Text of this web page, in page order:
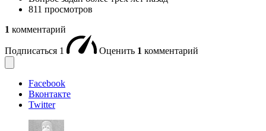
811 просмотров
1 комментарий
Подписаться 1 Оценить 1 комментарий
Facebook
Вконтакте
Twitter